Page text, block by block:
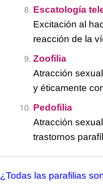
Escatología
Excitación al
reacción de la
Zoofilia
Atracción
y éticamente
Pedofilia
Atracción
trastornos
¿Todas las parafilias